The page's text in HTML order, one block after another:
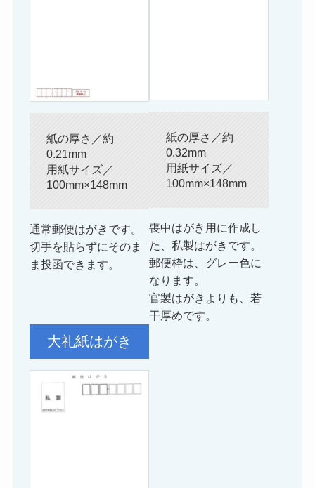
紙の厚さ／約
0.21mm
用紙サイズ／
100mm×148mm
通常郵便はがきです。
切手を貼らずにそのま
ま投函できます。
紙の厚さ／約
0.32mm
用紙サイズ／
100mm×148mm
喪中はがき用に作成し
た、私製はがきです。
郵便枠は、グレー色に
なります。
官製はがきよりも、若
干厚めです。
大礼紙はがき